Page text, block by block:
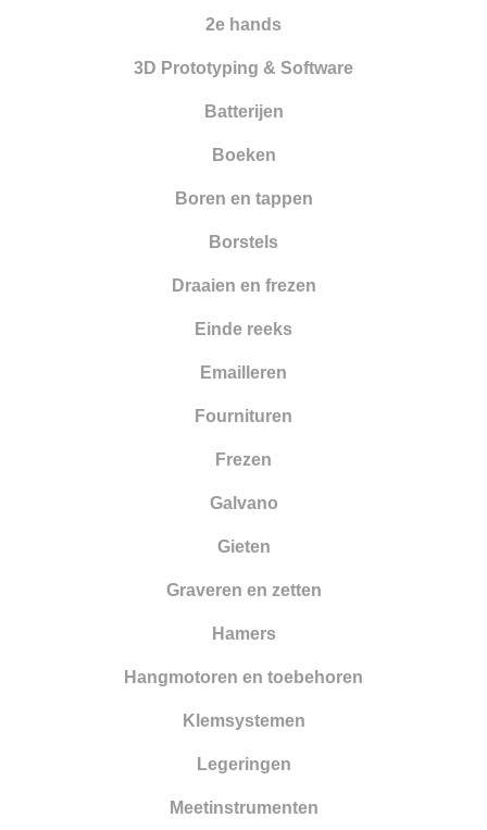
Oppervlakte behandeling
Reinigen en drogen
Walsen en draadtrekgereedschap
Werkbanken en toebehoren
2e hands
3D Prototyping & Software
Batterijen
Boeken
Boren en tappen
Borstels
Draaien en frezen
Einde reeks
Emailleren
Fournituren
Frezen
Galvano
Gieten
Graveren en zetten
Hamers
Hangmotoren en toebehoren
Klemsystemen
Legeringen
Meetinstrumenten